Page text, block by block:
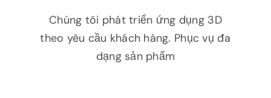
Chúng tôi phát triển ứng dụng 3D
theo yêu cầu khách hàng. Phục vụ đa
dạng sản phẩm